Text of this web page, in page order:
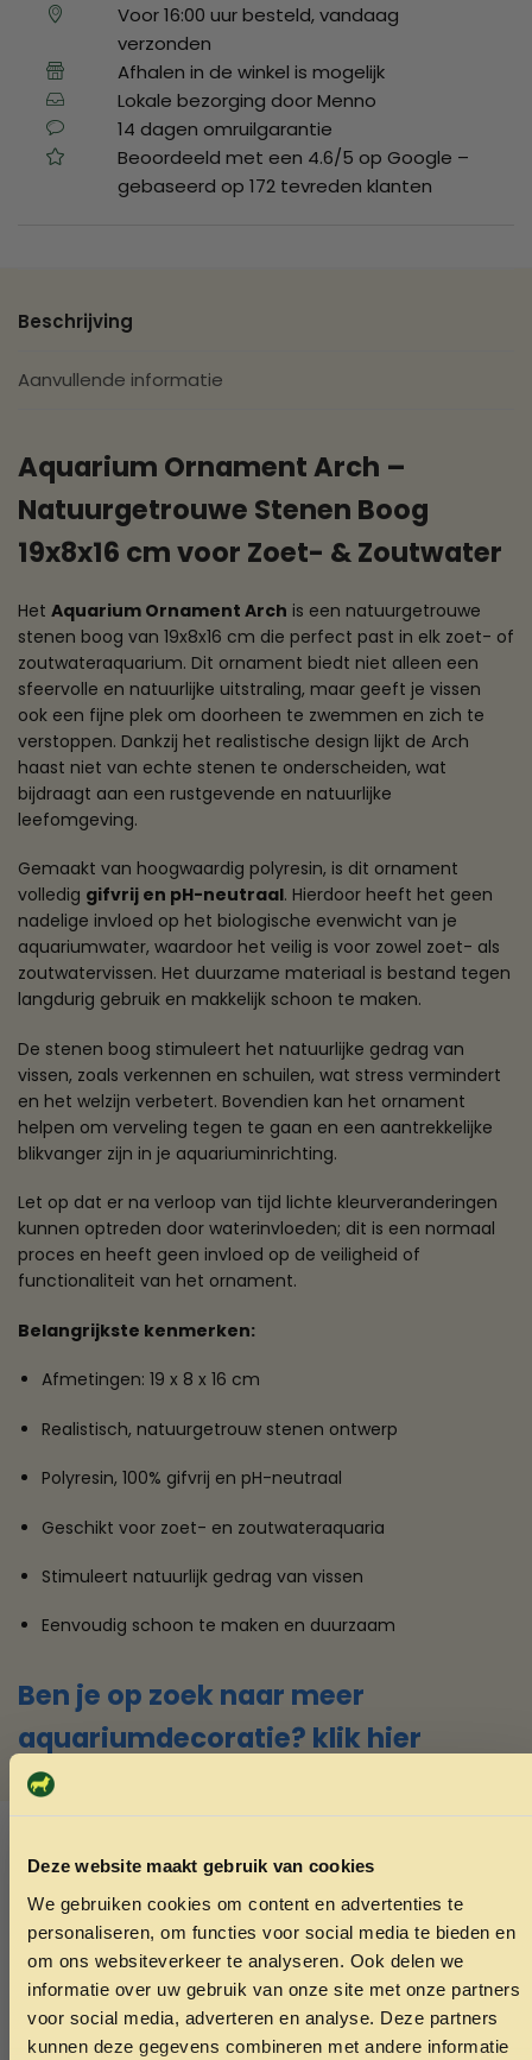
Deze website maakt gebruik van cookies
We gebruiken cookies om content en advertenties te
personaliseren, om functies voor social media te bieden en
om ons websiteverkeer te analyseren. Ook delen we
informatie over uw gebruik van onze site met onze partners
voor social media, adverteren en analyse. Deze partners
kunnen deze gegevens combineren met andere informatie
Voor 16:00 uur besteld, vandaag
verzonden
Afhalen in de winkel is mogelijk
Lokale bezorging door Menno
14 dagen omruilgarantie
Beoordeeld met een 4.6/5 op Google –
gebaseerd op 172 tevreden klanten
Beschrijving
Aanvullende informatie
Aquarium Ornament Arch –
Natuurgetrouwe Stenen Boog
19x8x16 cm voor Zoet- & Zoutwater
Het Aquarium Ornament Arch is een natuurgetrouwe
stenen boog van 19x8x16 cm die perfect past in elk zoet- of
zoutwateraquarium. Dit ornament biedt niet alleen een
sfeervolle en natuurlijke uitstraling, maar geeft je vissen
ook een fijne plek om doorheen te zwemmen en zich te
verstoppen. Dankzij het realistische design lijkt de Arch
haast niet van echte stenen te onderscheiden, wat
bijdraagt aan een rustgevende en natuurlijke
leefomgeving.
Gemaakt van hoogwaardig polyresin, is dit ornament
volledig gifvrij en pH-neutraal. Hierdoor heeft het geen
nadelige invloed op het biologische evenwicht van je
aquariumwater, waardoor het veilig is voor zowel zoet- als
zoutwatervissen. Het duurzame materiaal is bestand tegen
langdurig gebruik en makkelijk schoon te maken.
De stenen boog stimuleert het natuurlijke gedrag van
vissen, zoals verkennen en schuilen, wat stress vermindert
en het welzijn verbetert. Bovendien kan het ornament
helpen om verveling tegen te gaan en een aantrekkelijke
blikvanger zijn in je aquariuminrichting.
Let op dat er na verloop van tijd lichte kleurveranderingen
kunnen optreden door waterinvloeden; dit is een normaal
proces en heeft geen invloed op de veiligheid of
functionaliteit van het ornament.
Belangrijkste kenmerken:
Afmetingen: 19 x 8 x 16 cm
Realistisch, natuurgetrouw stenen ontwerp
Polyresin, 100% gifvrij en pH-neutraal
Geschikt voor zoet- en zoutwateraquaria
Stimuleert natuurlijk gedrag van vissen
Eenvoudig schoon te maken en duurzaam
Ben je op zoek naar meer
aquariumdecoratie? klik hier
SKU: 4047059444221
Ook interessant
Echt de moeite waard!
ONTVANG 5% KORTING OP
JE EERSTE BESTELLING!